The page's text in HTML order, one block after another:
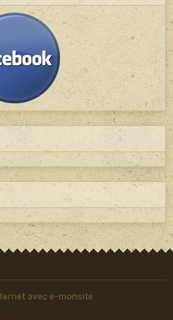
avec e-monsite